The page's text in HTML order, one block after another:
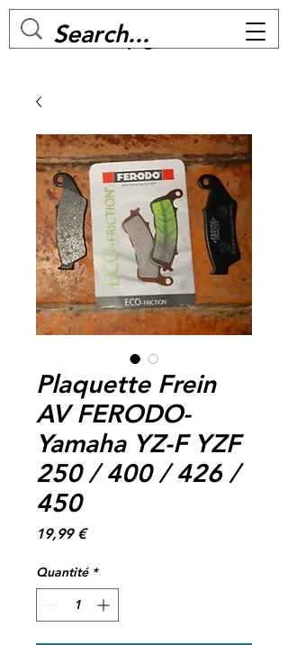
MC BIKE Perpignan
Plaquette Frein
AV FERODO-
Yamaha YZ-F YZF
250 / 400 / 426 /
450
19,99 €Prix
Quantité *